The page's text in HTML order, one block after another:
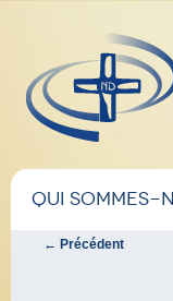
Menu
principal
Aller
au
Aller
au
Qui sommes-
Navigation
← Précédent